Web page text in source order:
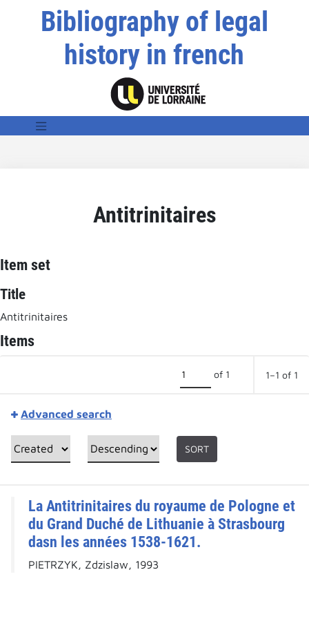
Bibliography of legal
history in french
Antitrinitaires
Item set
Title
Antitrinitaires
Items
of 1 1–1 of 1
Advanced search
SORT
La Antitrinitaires du royaume de Pologne et
du Grand Duché de Lithuanie à Strasbourg
dasn les années 1538-1621.
PIETRZYK, Zdzislaw, 1993